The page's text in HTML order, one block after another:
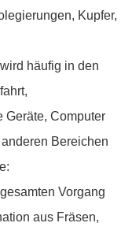
Kupfer,
häufig in den
Geräte, Computer
Bereichen
Vorgang
aus Fräsen,